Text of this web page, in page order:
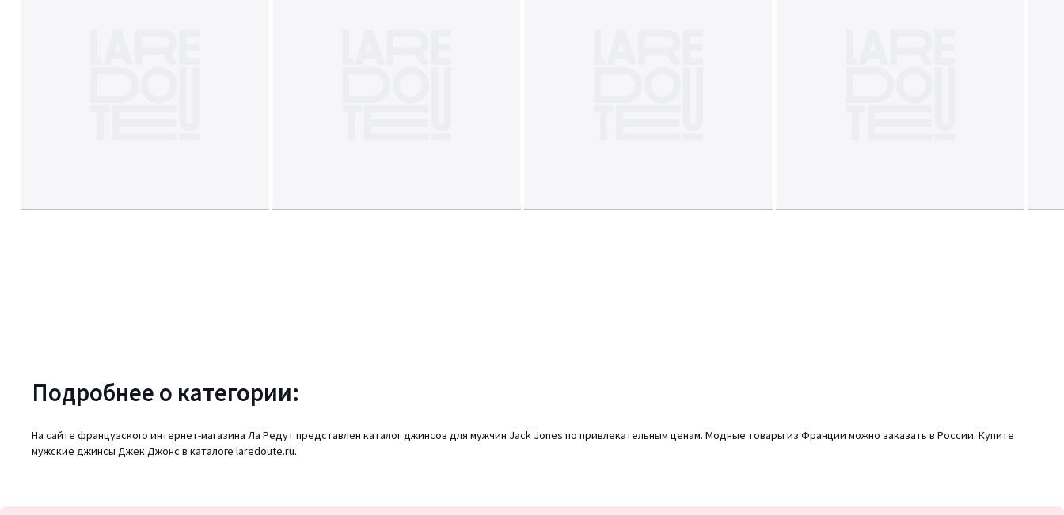
Подробнее о категории:
На сайте французского интернет-магазина Ла Редут представлен каталог джинсов для мужчин Jack Jones по привлекательным ценам. Модные товары из Франции можно заказать в России. Купите
мужские джинсы Джек Джонс в каталоге laredoute.ru.